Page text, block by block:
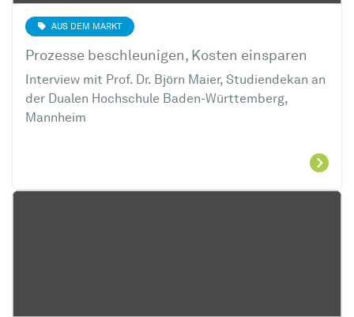
AUS DEM MARKT
Prozesse beschleunigen, Kosten einsparen
Interview mit Prof. Dr. Björn Maier, Studiendekan an
der Dualen Hochschule Baden-Württemberg,
Mannheim